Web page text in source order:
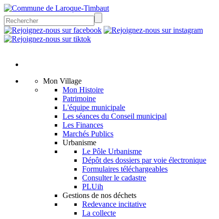
Mon Village
Mon Histoire
Patrimoine
L'équipe municipale
Les séances du Conseil municipal
Les Finances
Marchés Publics
Urbanisme
Le Pôle Urbanisme
Dépôt des dossiers par voie électronique
Formulaires téléchargeables
Consulter le cadastre
PLUih
Gestions de nos déchets
Redevance incitative
La collecte